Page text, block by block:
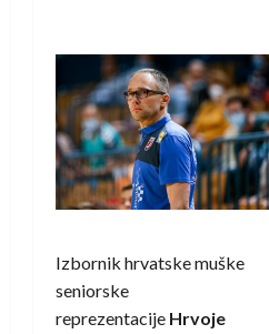
Izbornik hrvatske muške
seniorske
reprezentacije Hrvoje